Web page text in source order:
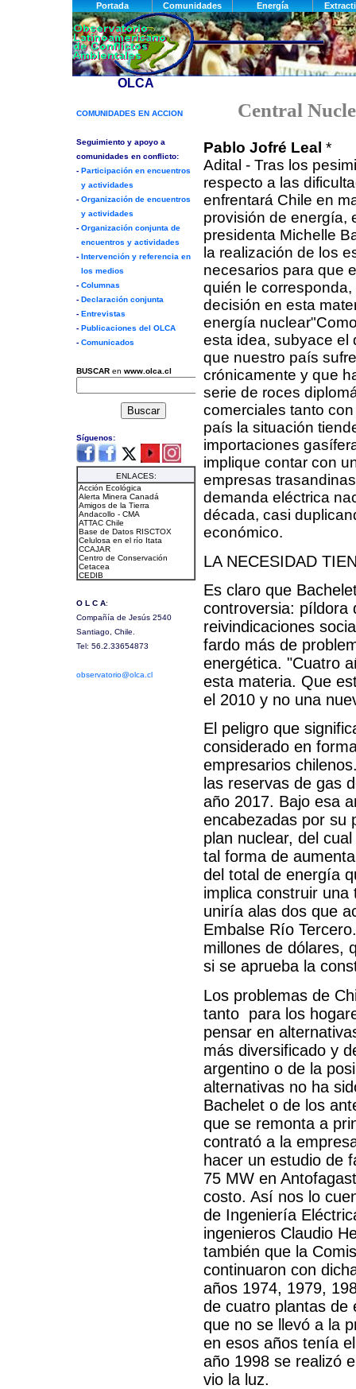
Central
Pablo Jofré Leal *
Adital - Tras los
respecto a las
enfrentará Chile en
provisión de energía,
presidenta Michelle
la realización de los
necesarios para que
quién le corresponda,
decisión en esta
energía
esta idea, subyace el
que nuestro país
crónicamente y que
serie de roces
comerciales tanto
país la situación
importaciones
implique contar con
empresas
demanda eléctrica
década, casi
económico.
LA NECESIDAD
Es claro que
controversia: píldora
reivindicaciones
fardo más de
energética. "Cuatro
esta materia. Que
el 2010 y no una
El peligro que
considerado en
empresarios
las reservas de gas
año 2017. Bajo esa
encabezadas por su
plan nuclear, del
tal forma de
del total de energía
implica construir
uniría alas dos que
Embalse Río
millones de dólares,
si se aprueba la
Los problemas de
tanto para los
pensar en
más diversificado y
argentino o de la
alternativas no ha
Bachelet o de los
que se remonta a
contrató a la
hacer un estudio de
75 MW en
costo. Así nos lo
de Ingeniería
ingenieros Claudio
también que la
continuaron con
años 1974, 1979,
de cuatro plantas de
que no se llevó a la
en esos años tenía
año 1998 se realizó
vio la luz.